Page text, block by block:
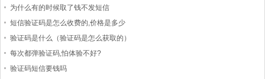
为什么有的时候取了钱不发短信
短信验证码是怎么收费的,价格是多少
验证码是什么（验证码是怎么获取的）
每次都弹验证码,怕体验不好?
验证码短信要钱吗